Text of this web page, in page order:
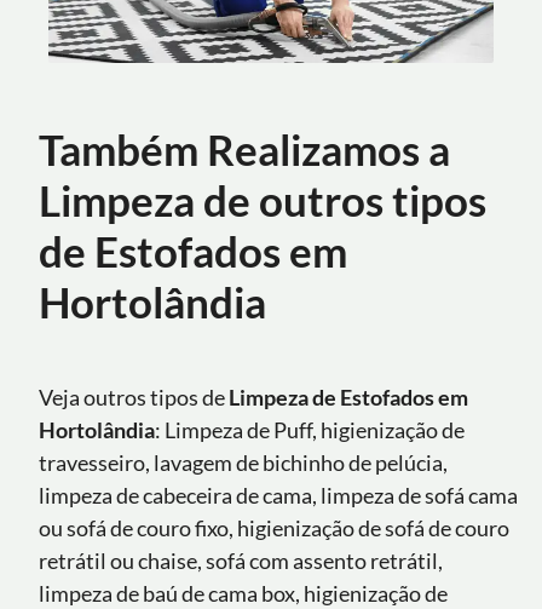
Também Realizamos a
Limpeza de outros tipos
de Estofados em
Hortolândia
Veja outros tipos deLimpeza de Estofados em
Hortolândia: Limpeza de Puff, higienização de
travesseiro, lavagem de bichinho de pelúcia,
limpeza de cabeceira de cama, limpeza de sofá cama
ou sofá de couro fixo, higienização de sofá de couro
retrátil ou chaise, sofá com assento retrátil,
limpeza de baú de cama box, higienização de